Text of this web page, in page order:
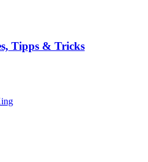
Tipps & Tricks